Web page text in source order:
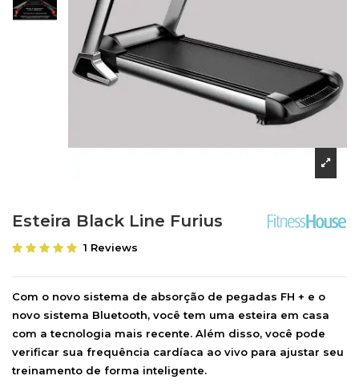
Esteira Black Line Furius
1 Reviews
Com o novo sistema de absorção de pegadas FH + e o
novo sistema Bluetooth, você tem uma esteira em casa
com a tecnologia mais recente. Além disso, você pode
verificar sua frequência cardíaca ao vivo para ajustar seu
treinamento de forma inteligente.